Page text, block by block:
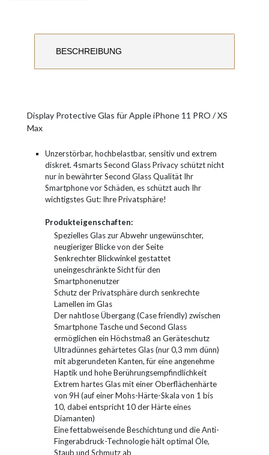
BESCHREIBUNG
Display Protective Glas für Apple iPhone 11 PRO / XS
Max
Unzerstörbar, hochbelastbar, sensitiv und extrem
diskret. 4smarts Second Glass Privacy schützt nicht
nur in bewährter Second Glass Qualität Ihr
Smartphone vor Schäden, es schützt auch Ihr
wichtigstes Gut: Ihre Privatsphäre!
Produkteigenschaften:
Spezielles Glas zur Abwehr ungewünschter,
neugieriger Blicke von der Seite
Senkrechter Blickwinkel gestattet
uneingeschränkte Sicht für den
Smartphonenutzer
Schutz der Privatsphäre durch senkrechte
Lamellen im Glas
Der nahtlose Übergang (Case friendly) zwischen
Smartphone Tasche und Second Glass
ermöglichen ein Höchstmaß an Geräteschutz
Ultradünnes gehärtetes Glas (nur 0,3 mm dünn)
mit abgerundeten Kanten, für eine angenehme
Haptik und hohe Berührungsempfindlichkeit
Extrem hartes Glas mit einer Oberflächenhärte
von 9H (auf einer Mohs-Härte-Skala von 1 bis
10, dabei entspricht 10 der Härte eines
Diamanten)
Eine fettabweisende Beschichtung und die Anti-
Fingerabdruck-Technologie hält optimal Öle,
Staub und Schmutz ab